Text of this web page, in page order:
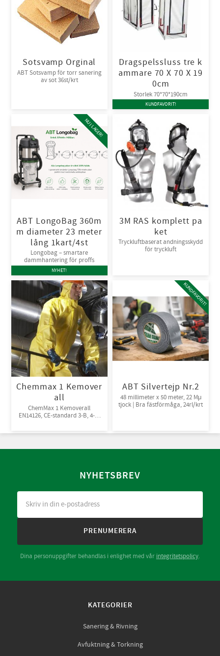
Sotsvamp Orginal
ABT Sotsvamp för torr sanering
av sot 36st/krt
Dragspelssluss tre k
ammare 70 X 70 X 19
0cm
Storlek 70*70*190cm
KUNDFAVORIT!
ABT LongoBag 360m
m diameter 23 meter
lång 1kart/4st
Longobag – smartare
dammhantering för proffs
NU I LAGER!
NYHET!
3M RAS komplett pa
ket
Tryckluftbaserat andningsskydd
för tryckluft
Chemmax 1 Kemover
all
ChemMax 1 Kemoverall
EN14126, CE-standard 3-B, 4-B,
ABT Silvertejp Nr.2
48 millimeter x 50 meter, 22 Mμ
tjock | Bra fästförmåga, 24rl/krt
KUNDFAVORIT!
NYHETSBREV
PRENUMERERA
Dina personuppgifter behandlas i enlighet med vår integritetspolicy.
KATEGORIER
Sanering & Rivning
Avfuktning & Torkning